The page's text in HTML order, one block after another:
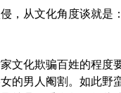
，从文化角度谈就是
文化欺骗百姓的程度
的男人阉割。如此野